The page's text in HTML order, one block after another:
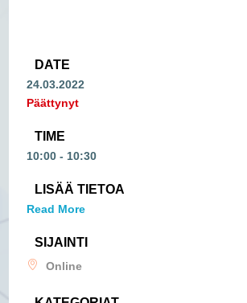
DATE
24.03.2022
Päättynyt
TIME
10:00 - 10:30
LISÄÄ TIETOA
Read More
SIJAINTI
Online